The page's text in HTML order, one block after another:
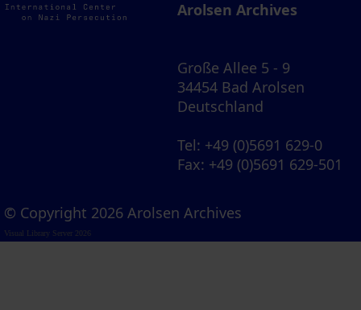
Arolsen Archives
Große Allee 5 - 9
34454 Bad Arolsen
Deutschland
Tel: +49 (0)5691 629-0
Fax: +49 (0)5691 629-501
© Copyright 2026 Arolsen Archives
Visual Library Server 2026